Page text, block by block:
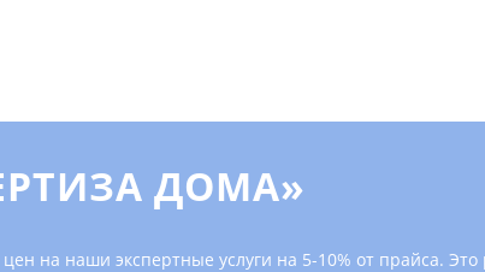
ДОМА»
на наши экспертные услуги на 5-10% от прайса.